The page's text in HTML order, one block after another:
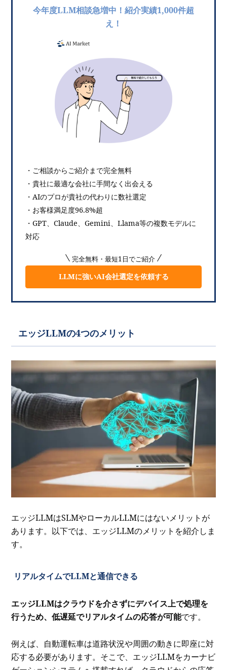
今年度LLM相談急増中！紹介実績1,000件超
え！
・ご相談からご紹介まで完全無料
・貴社に最適な会社に手間なく出会える
・AIのプロが貴社の代わりに数社選定
・お客様満足度96.8%超
・GPT、Claude、Gemini、Llama等の複数モデルに
対応
完全無料・最短1日でご紹介
LLMに強いAI会社選定を依頼する
エッジLLMの4つのメリット
エッジLLMはSLMやローカルLLMにはないメリットが
あります。以下では、エッジLLMのメリットを紹介しま
す。
リアルタイムでLLMと通信できる
エッジLLMはクラウドを介さずにデバイス上で処理を
行うため、低遅延でリアルタイムの応答が可能です。
例えば、自動運転車は道路状況や周囲の動きに即座に対
応する必要があります。そこで、エッジLLMをカーナビ